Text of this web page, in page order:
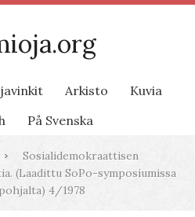
Arkisto
Kuvia
På Svenska
Sosialidemokraattisen
(Laadittu SoPo-symposiumissa
4/1978